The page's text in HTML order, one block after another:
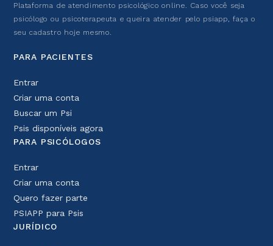
Plataforma de atendimento psicológico online. Caso você seja
psicólogo ou psicoterapeuta e queira atender pelo psiapp, faça o
seu cadastro hoje mesmo.
PARA PACIENTES
Entrar
Criar uma conta
Buscar um Psi
Psis disponíveis agora
PARA PSICÓLOGOS
Entrar
Criar uma conta
Quero fazer parte
PSIAPP para Psis
JURÍDICO